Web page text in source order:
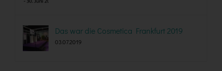
Das war die Cosmetica Frankfurt 2019
03.07.2019